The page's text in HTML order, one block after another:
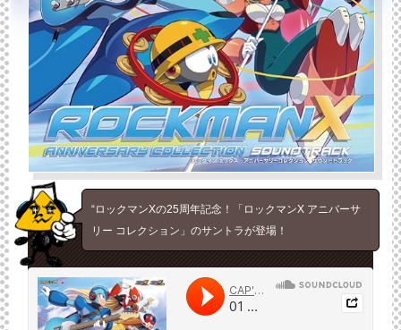
“ロックマンXの25周年記念！「ロックマンX アニバーサ
リー コレクション」のサントラが登場！